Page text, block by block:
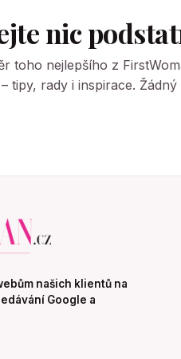
nic
toho nejlepšího z
tipy, rady i inspirace. Žádný
našich klientů na
Google a